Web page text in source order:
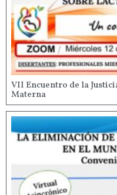
VII Encuentro de la
Materna